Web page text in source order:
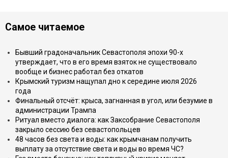
Самое читаемое
Бывший градоначальник Севастополя эпохи 90-х
утверждает, что в его время взяток не существовало
вообще и бизнес работал без откатов
Крымский туризм нащупал дно к середине июля 2026
года
Финальный отсчёт: крыса, загнанная в угол, или безумие в
администрации Трампа
Ритуал вместо диалога: как Заксобрание Севастополя
закрыло сессию без севастопольцев
48 часов без света и воды: как крымчанам получить
выплату за отсутствие света и воды во время ЧС?